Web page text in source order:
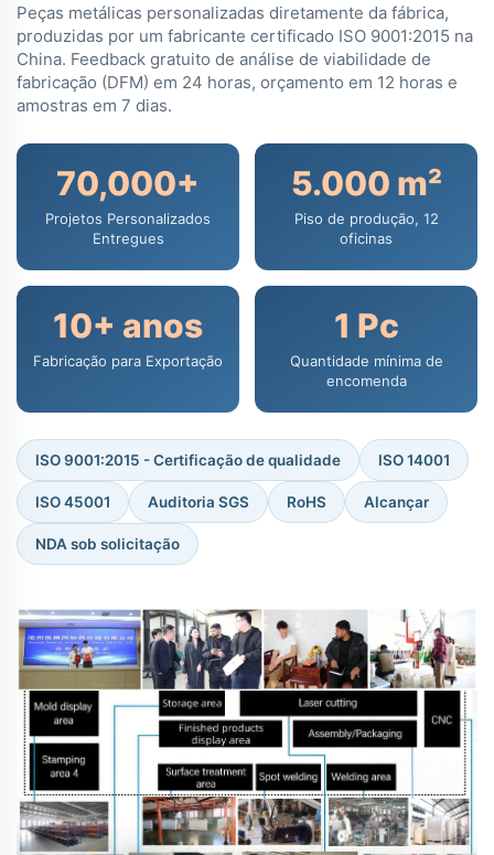
Peças metálicas personalizadas diretamente da fábrica,
produzidas por um fabricante certificado ISO 9001:2015 na
China. Feedback gratuito de análise de viabilidade de
fabricação (DFM) em 24 horas, orçamento em 12 horas e
amostras em 7 dias.
70,000+
Projetos Personalizados
Entregues
5.000 m²
Piso de produção, 12
oficinas
10+ anos
Fabricação para Exportação
1 Pc
Quantidade mínima de
encomenda
ISO 9001:2015 - Certificação de qualidade ISO 14001
ISO 45001 Auditoria SGS RoHS Alcançar
NDA sob solicitação